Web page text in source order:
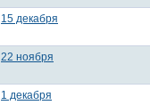
15 декабря
22 ноября
1 декабря